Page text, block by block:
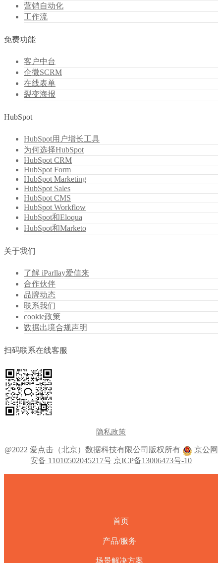
营销自动化
工作流
免费功能
客户中台
企微SCRM
在线表单
裂变海报
HubSpot
HubSpot用户增长工具
为何选择HubSpot
HubSpot CRM
HubSpot Form
HubSpot Marketing
HubSpot Sales
HubSpot CMS
HubSpot Workflow
HubSpot和Eloqua
HubSpot和Marketo
关于我们
了解 iParllay爱信来
合作伙伴
品牌动态
联系我们
cookie政策
数据出境合规声明
扫码联系在线客服
隐私政策
@2022 爱点击（北京）数据科技有限公司版权所有
京公网
安备 11010502045217号 京ICP备13006473号-10
首页
产品/服务
场景解决方案